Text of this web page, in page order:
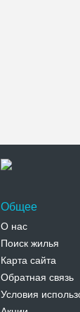
Общее
О нас
Поиск жилья
Карта сайта
Обратная связь
Условия